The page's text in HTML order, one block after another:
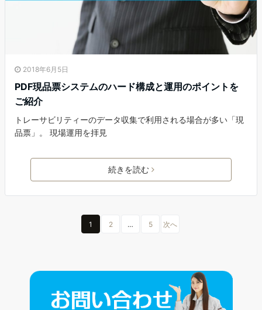
2018年6月5日
PDF現品票システムのハード構成と運用のポイントを
ご紹介
トレーサビリティーのデータ収集で利用される場合が多い「現
品票」。 現場運用を拝見
続きを読む
1 2 … 5 次へ